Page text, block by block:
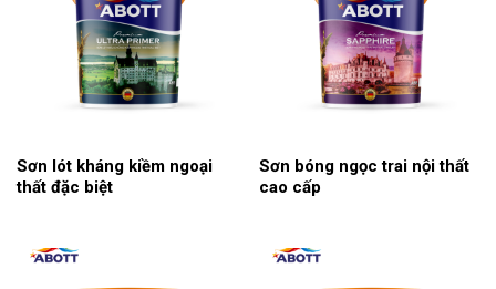
Sơn lót kháng kiềm ngoại
thất đặc biệt
Sơn bóng ngọc trai nội thất
cao cấp